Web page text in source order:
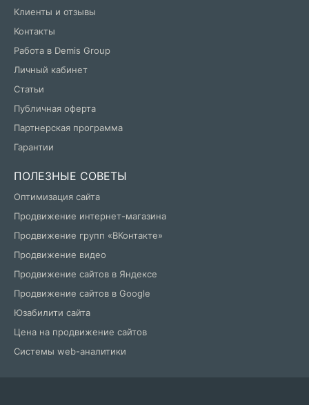
Клиенты и отзывы
Контакты
Работа в Demis Group
Личный кабинет
Статьи
Публичная оферта
Партнерская программа
Гарантии
ПОЛЕЗНЫЕ СОВЕТЫ
Оптимизация сайта
Продвижение интернет-магазина
Продвижение групп «ВКонтакте»
Продвижение видео
Продвижение сайтов в Яндексе
Продвижение сайтов в Google
Юзабилити сайта
Цена на продвижение сайтов
Системы web-аналитики